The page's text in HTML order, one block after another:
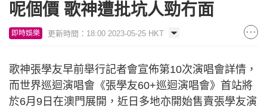
呢個價 歌神遭批坑人勁冇面
即時娛樂 更新時間：18:00 2023-05-25 HKT
歌神張學友早前舉行記者會宣佈第10次演唱會詳情，
而世界巡迴演唱會《張學友60+巡迴演唱會》首站將
於6月9日在澳門展開，近日多地亦開始售賣張學友演